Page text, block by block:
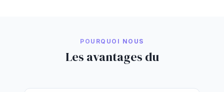
POURQUOI NOUS
Les avantages du